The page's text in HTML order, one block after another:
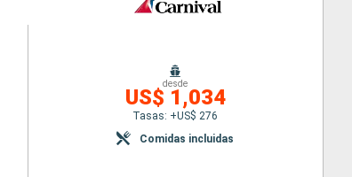
desde
US$ 1,034
Tasas: +US$ 276
Comidas incluidas